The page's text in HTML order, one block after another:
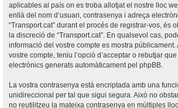
aplicables al país on es troba allotjat el nostre lloc
enllà del nom d’usuari, contrasenya i adreça
“Transport.cat” durant el procés de registrar-vos, és
la discreció de “Transport.cat”. En qualsevol cas,
informació del vostre compte es mostra
vostre compte, teniu l’opció d’acceptar o rebutjar
electrònics generats automàticament pel phpBB.
La vostra contrasenya està encriptada amb una
unidireccional per tal que sigui segura. Això no
no reutilitzeu la mateixa contrasenya en múltiples